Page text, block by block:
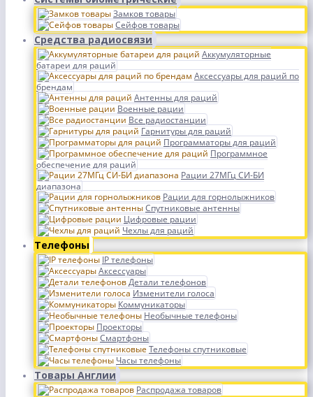
Замков товары
Сейфов товары
Средства радиосвязи
Аккумуляторные
батареи для раций
Аксессуары для раций по
брендам
Антенны для раций
Военные рации
Все радиостанции
Гарнитуры для раций
Программаторы для раций
Программное
обеспечение для раций
Рации 27МГц СИ-БИ
диапазона
Рации для горнолыжников
Спутниковые антенны
Цифровые рации
Чехлы для раций
Телефоны
IP телефоны
Аксессуары
Детали телефонов
Изменители голоса
Коммуникаторы
Необычные телефоны
Проекторы
Смартфоны
Телефоны спутниковые
Часы телефоны
Товары Англии
Распродажа товаров